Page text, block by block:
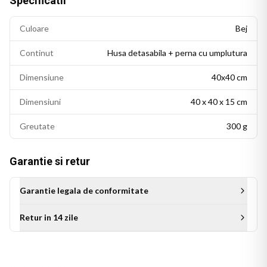
Culoare Bej
Continut Husa detasabila + perna cu umplutura
Dimensiune 40x40 cm
Dimensiuni 40 x 40 x 15 cm
Greutate 300 g
Garantie si retur
Garantie legala de conformitate
Retur in 14 zile